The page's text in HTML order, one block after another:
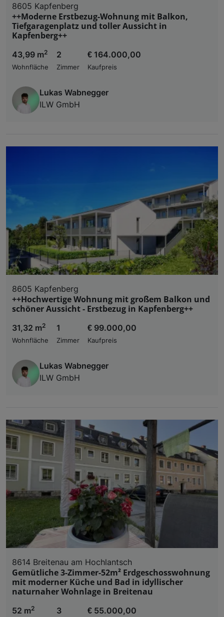
8605 Kapfenberg
++Moderne Erstbezug-Wohnung mit Balkon,
Tiefgaragenplatz und toller Aussicht in
Kapfenberg++
43,99 m2
Wohnfläche
2
Zimmer
€ 164.000,00
Kaufpreis
Lukas Wabnegger
ILW GmbH
8605 Kapfenberg
++Hochwertige Wohnung mit großem Balkon und
schöner Aussicht - Erstbezug in Kapfenberg++
31,32 m2
Wohnfläche
1
Zimmer
€ 99.000,00
Kaufpreis
Lukas Wabnegger
ILW GmbH
8614 Breitenau am Hochlantsch
Gemütliche 3-Zimmer-52m² Erdgeschosswohnung
mit moderner Küche und Bad in idyllischer
naturnaher Wohnlage in Breitenau
52 m2
3 € 55.000,00